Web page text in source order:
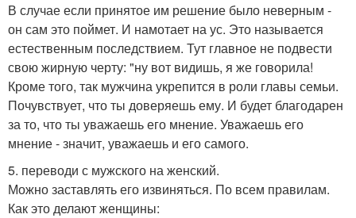
В случае если принятое им решение было неверным -
он сам это поймет. И намотает на ус. Это называется
естественным последствием. Тут главное не подвести
свою жирную черту: "ну вот видишь, я же говорила!
Кроме того, так мужчина укрепится в роли главы семьи.
Почувствует, что ты доверяешь ему. И будет благодарен
за то, что ты уважаешь его мнение. Уважаешь его
мнение - значит, уважаешь и его самого.
5. переводи с мужского на женский.
Можно заставлять его извиняться. По всем правилам.
Как это делают женщины: